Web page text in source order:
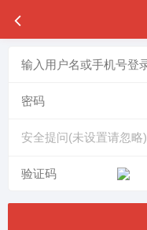
安全提问(未设置请忽略)